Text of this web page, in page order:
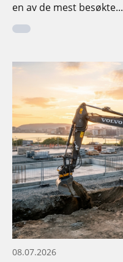
en av de mest besøkte...
08.07.2026